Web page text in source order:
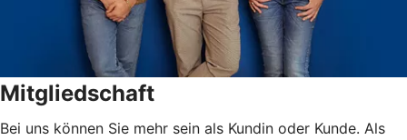
Mitgliedschaft
Bei uns können Sie mehr sein als Kundin oder Kunde. Als